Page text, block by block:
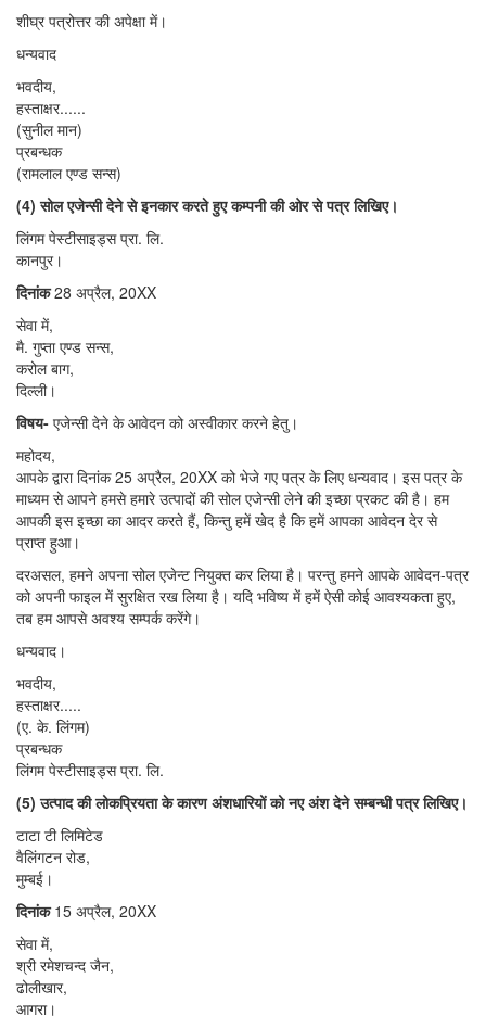
शीघ्र पत्रोत्तर की अपेक्षा में।
धन्यवाद
भवदीय,
हस्ताक्षर......
(सुनील मान)
प्रबन्धक
(रामलाल एण्ड सन्स)
(4) सोल एजेन्सी देने से इनकार करते हुए कम्पनी की ओर से पत्र लिखिए।
लिंगम पेस्टीसाइड्स प्रा. लि.
कानपुर।
दिनांक28 अप्रैल, 20XX
सेवा में,
मै. गुप्ता एण्ड सन्स,
करोल बाग,
दिल्ली।
विषय- एजेन्सी देने के आवेदन को अस्वीकार करने हेतु।
महोदय,
आपके द्वारा दिनांक 25 अप्रैल, 20XX को भेजे गए पत्र के लिए धन्यवाद। इस पत्र के
माध्यम से आपने हमसे हमारे उत्पादों की सोल एजेन्सी लेने की इच्छा प्रकट की है। हम
आपकी इस इच्छा का आदर करते हैं, किन्तु हमें खेद है कि हमें आपका आवेदन देर से
प्राप्त हुआ।
दरअसल, हमने अपना सोल एजेन्ट नियुक्त कर लिया है। परन्तु हमने आपके आवेदन-पत्र
को अपनी फाइल में सुरक्षित रख लिया है। यदि भविष्य में हमें ऐसी कोई आवश्यकता हुए,
तब हम आपसे अवश्य सम्पर्क करेंगे।
धन्यवाद।
भवदीय,
हस्ताक्षर.....
(ए. के. लिंगम)
प्रबन्धक
लिंगम पेस्टीसाइड्स प्रा. लि.
(5) उत्पाद की लोकप्रियता के कारण अंशधारियों को नए अंश देने सम्बन्धी पत्र लिखिए।
टाटा टी लिमिटेड
वैलिंगटन रोड,
मुम्बई।
दिनांक15 अप्रैल, 20XX
सेवा में,
श्री रमेशचन्द जैन,
ढोलीखार,
आगरा।